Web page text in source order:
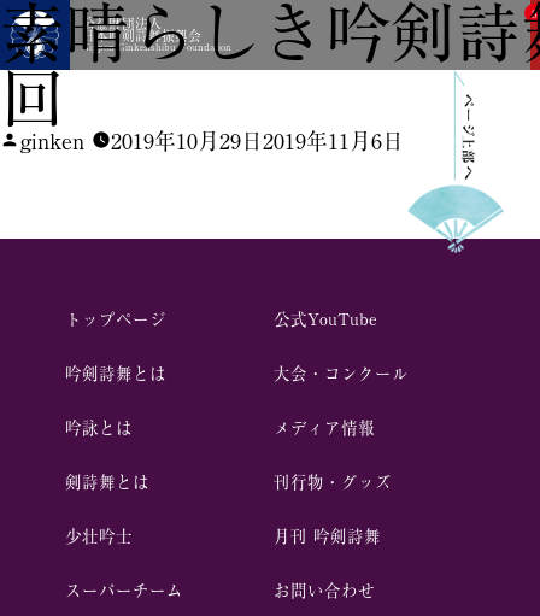
公益財団法人
日本吟剣詩舞振興会
Nippon Ginkenshibu Foundation
素晴らしき吟剣詩
回
投
ginken 2019年10月29日 2019年11月6日
トップページ
吟剣詩舞とは
吟詠とは
剣詩舞とは
少壮吟⼠
スーパーチーム
公式YouTube
⼤会・コンクール
メディア情報
刊行物・グッズ
⽉刊 吟剣詩舞
お問い合わせ